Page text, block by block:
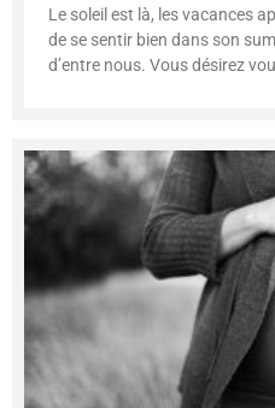
Le soleil est là, les vacances
de se sentir bien dans son
d’entre nous. Vous désirez